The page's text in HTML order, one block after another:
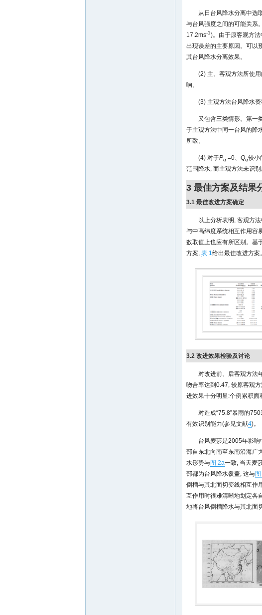
从日台风降水分离中选
与台风强度之间的可能关系
17.2ms-1)。由于原客观方法
出现误差的主要原因。可以
其台风降水分离效果。
(2) 主、客观方法所使
响。
(3) 主观方法台风降水资
又包含三类情形。第一
于主观方法中同一台风的降
所致。
(4) 对于Pg =0、 Qg较小
范围降水, 而主观方法未识别
3 最佳方案及结果
3.1 最佳改进方案确定
以上分析表明, 客观方法
与中高纬度系统相互作用容
数取值上也应有所区别。基
方案, 表 1给出最佳改进方案。
3.2 改进效果检验及讨论
对改进前、后客观方法
吻合率达到0.47, 较原客观
进效果十分明显:个例累积面
对造成“75.8”暴雨的
有效识别能力(参见文献4)。
台风麦莎是2005年影
部自东北向南至东南沿海广
水形势与图 2a一致, 当天麦
部都为台风降水覆盖, 这与
倒槽与其北面切变线相互作
互作用时很难清晰地划定各
地将台风倒槽降水与其北面